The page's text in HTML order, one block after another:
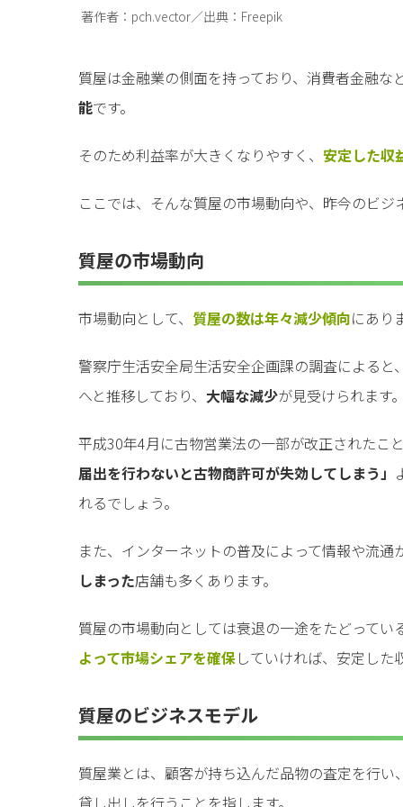
著作者：pch.vector／出典：Freepik
質屋は金融業の側面を持っており、消費者金融な
能です。
そのため利益率が大きくなりやすく、 安定した収
ここでは、そんな質屋の市場動向や、昨今のビジ
質屋の市場動向
市場動向として、 質屋の数は年々減少傾向にあり
警察庁生活安全局生活安全企画課の調査による
へと推移しており、 大幅な減少が見受けられます。
平成30年4月に古物営業法の一部が改正されたこ
届出を行わないと古物商許可が失効してしまう」
れるでしょう。
また、インターネットの普及によって情報や流通
しまった店舗も多くあります。
質屋の市場動向としては衰退の一途をたどってい
よって市場シェアを確保 していければ、安定した
質屋のビジネスモデル
質屋業とは、顧客が持ち込んだ品物の査定を行
貸し出しを行うことを指します。